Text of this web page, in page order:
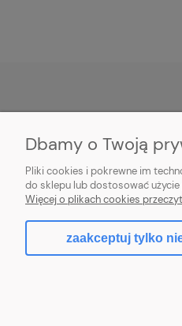
Zwroty i reklamacje
Aplikacja
Regulamin
Dbamy o Twoją
Pliki cookies i pokrewne im
do sklepu lub dostosować
Więcej o plikach cookies
zaakceptuj tylko